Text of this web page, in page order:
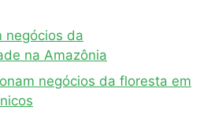
negócios da
na Amazônia
negócios da floresta em